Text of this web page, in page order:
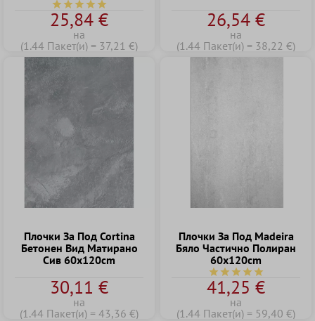
Средна оценка за 5 от 5 звезди
25,84 €
на
(1.44 Пакет(и) = 37,21 €)
60x120 cm
26,54 €
на
(1.44 Пакет(и) = 38,22 €)
Плочки За Под Cortina
Бетонен Вид Матирано
Сив 60x120cm
30,11 €
на
(1.44 Пакет(и) = 43,36 €)
Плочки За Под Madeira
Бяло Частично Полиран
60x120cm
Средна оценка за 5
41,25 €
на
(1.44 Пакет(и) = 59,40 €)